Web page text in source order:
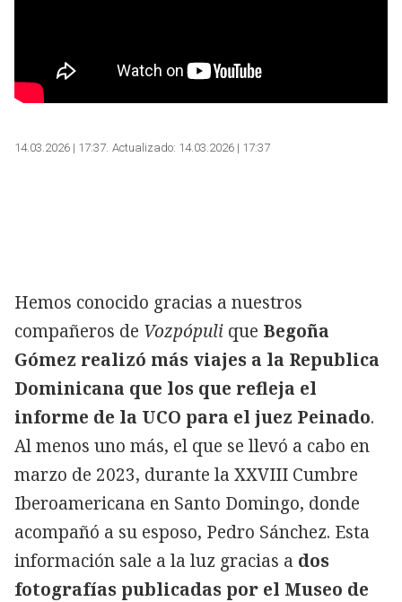
14.03.2026 | 17:37 Actualizado: 14.03.2026 | 17:37
Hemos conocido gracias a nuestros
compañeros de Vozpópuli que Begoña
Gómez realizó más viajes a la Republica
Dominicana que los que refleja el
informe de la UCO para el juez Peinado.
Al menos uno más, el que se llevó a cabo en
marzo de 2023, durante la XXVIII Cumbre
Iberoamericana en Santo Domingo, donde
acompañó a su esposo, Pedro Sánchez. Esta
información sale a la luz gracias a dos
fotografías publicadas por el Museo de